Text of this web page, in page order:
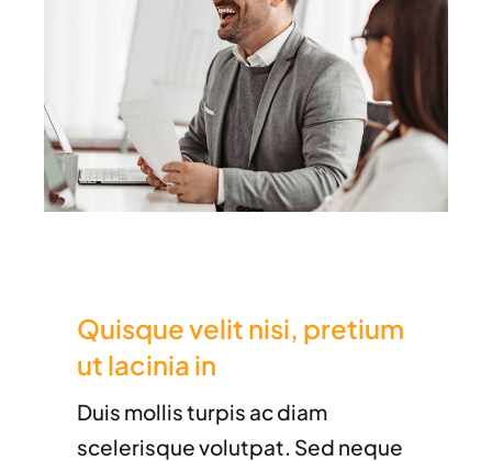
Quisque velit nisi, pretium
ut lacinia in
Duis mollis turpis ac diam
scelerisque volutpat. Sed neque